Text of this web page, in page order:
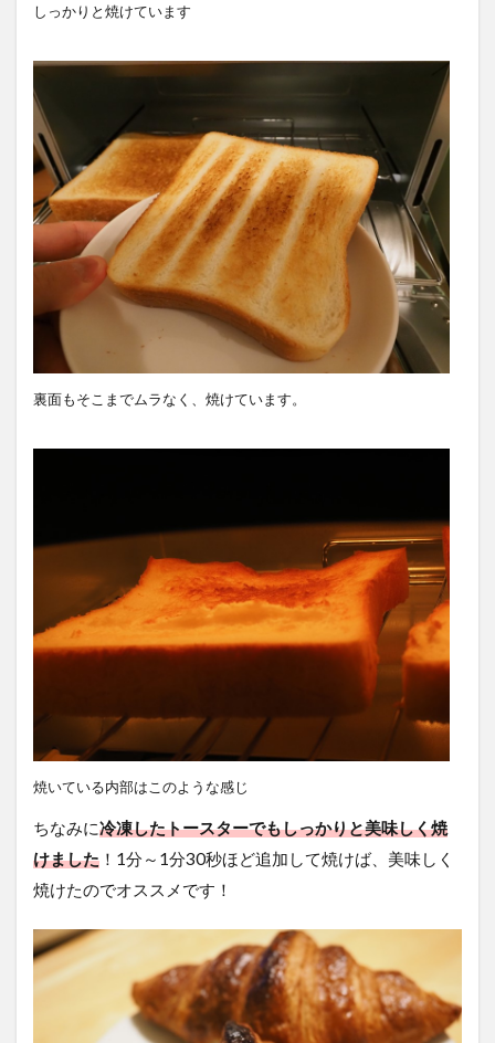
しっかりと焼けています
裏面もそこまでムラなく、焼けています。
焼いている内部はこのような感じ
ちなみに冷凍したトースターでもしっかりと美味しく焼
けました ！1分～1分30秒ほど追加して焼けば、美味しく
焼けたのでオススメです！